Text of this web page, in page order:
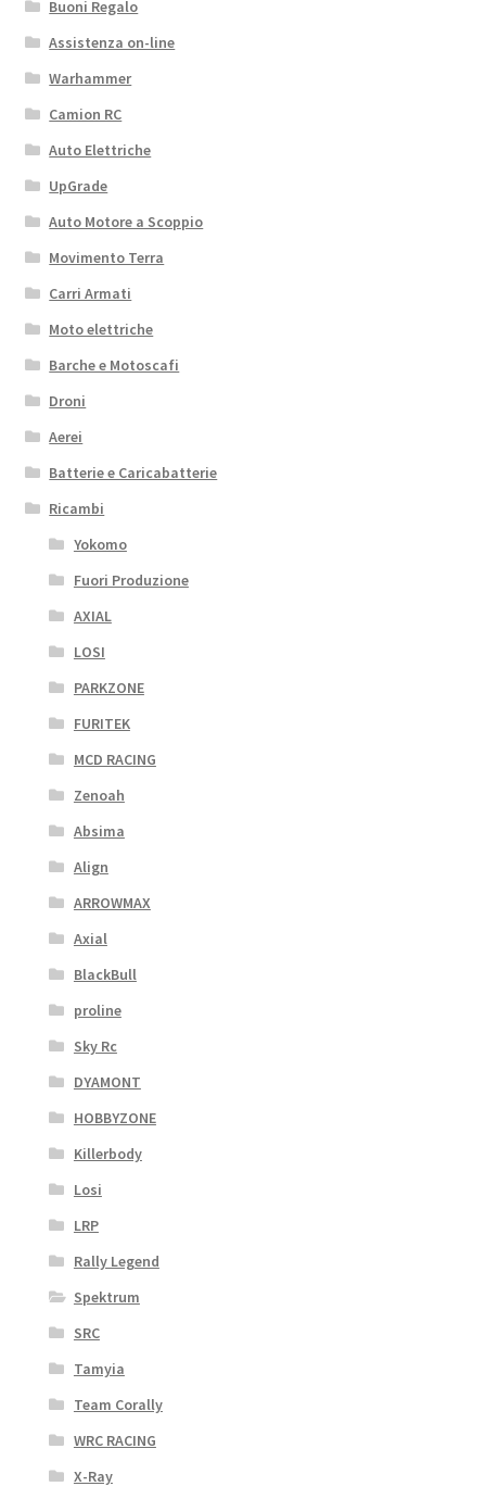
Buoni Regalo
Assistenza on-line
Warhammer
Camion RC
Auto Elettriche
UpGrade
Auto Motore a Scoppio
Movimento Terra
Carri Armati
Moto elettriche
Barche e Motoscafi
Droni
Aerei
Batterie e Caricabatterie
Ricambi
Yokomo
Fuori Produzione
AXIAL
LOSI
PARKZONE
FURITEK
MCD RACING
Zenoah
Absima
Align
ARROWMAX
Axial
BlackBull
proline
Sky Rc
DYAMONT
HOBBYZONE
Killerbody
Losi
LRP
Rally Legend
Spektrum
SRC
Tamyia
Team Corally
WRC RACING
X-Ray